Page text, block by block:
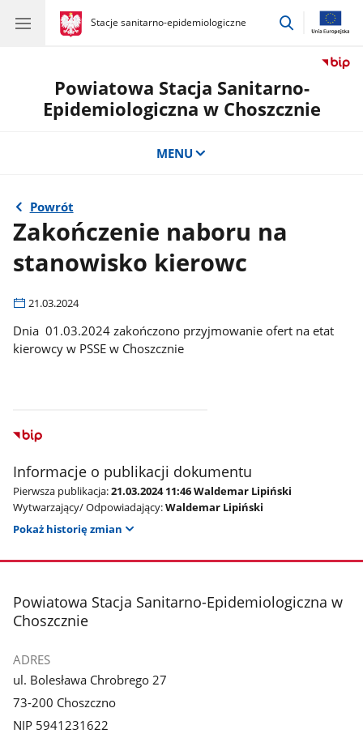
gov.pl
Stacje sanitarno-epidemiologiczne
gov.pl
Stacje
przejdź
Powiatowa Stacja Sanitarno-
Epidemiologiczna w Choszcznie
MENU
Powrót
Zakończenie naboru na
stanowisko kierowc
21.03.2024
Dnia 01.03.2024 zakończono przyjmowanie ofert na etat
kierowcy w PSSE w Choszcznie
Informacje o publikacji dokumentu
Pierwsza publikacja:21.03.2024 11:46 Waldemar Lipiński
Wytwarzający/ Odpowiadający:Waldemar Lipiński
Pokaż historię zmian
stopka
Powiatowa Stacja Sanitarno-Epidemiologiczna w
Choszcznie
ADRES
ul. Bolesława Chrobrego 27
73-200 Choszczno
NIP 5941231622